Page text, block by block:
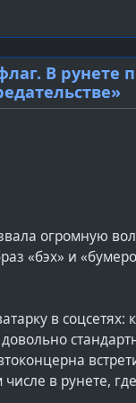
Лахова. Она
щитах», в
привела
Москве]. Поэтому
заложить в
— заявила
группы
«Радуга» нет
В рунете
огромную
«бэх» и
в соцсетях:
в рунете,